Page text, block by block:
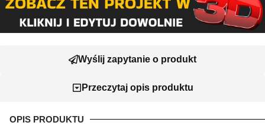
Wyślij zapytanie o produkt
Przeczytaj opis produktu
OPIS PRODUKTU